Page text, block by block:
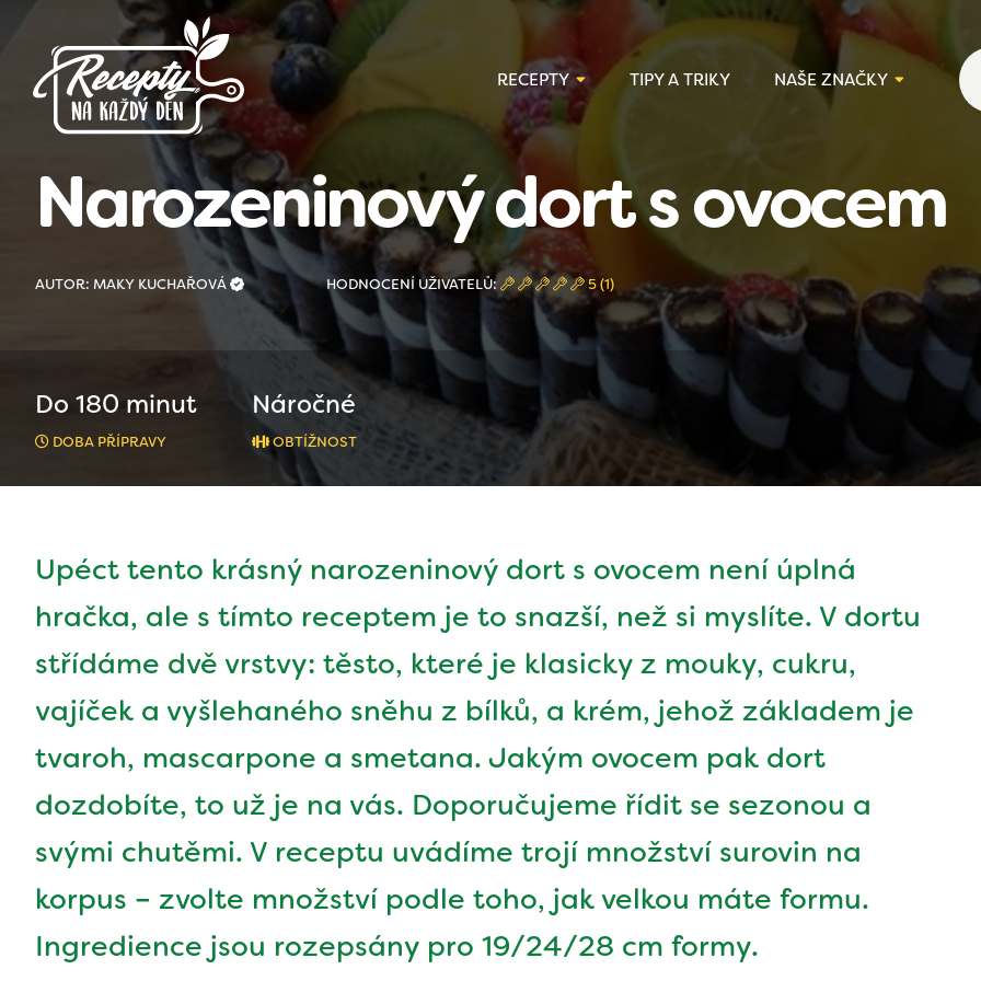
RECEPTY TIPY A TRIKY NAŠE ZNAČKY
Narozeninový dort s ovocem
AUTOR: MAKY KUCHAŘOVÁ HODNOCENÍ UŽIVATELŮ: 5 (1)
Do 180 minut
DOBA PŘÍPRAVY
Náročné
OBTÍŽNOST
Upéct tento krásný narozeninový dort s ovocem není úplná
hračka, ale s tímto receptem je to snazší, než si myslíte. V dortu
střídáme dvě vrstvy: těsto, které je klasicky z mouky, cukru,
vajíček a vyšlehaného sněhu z bílků, a krém, jehož základem je
tvaroh, mascarpone a smetana. Jakým ovocem pak dort
dozdobíte, to už je na vás. Doporučujeme řídit se sezonou a
svými chutěmi. V receptu uvádíme trojí množství surovin na
korpus – zvolte množství podle toho, jak velkou máte formu.
Ingredience jsou rozepsány pro 19/24/28 cm formy.